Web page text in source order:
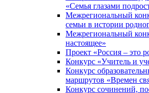
«Семья глазами
Межрегиональный
семьи в истории
Межрегиональный
настоящее»
Проект «Россия – это
Конкурс «Учитель и
Конкурс
маршрутов «Времен
Конкурс сочинений,